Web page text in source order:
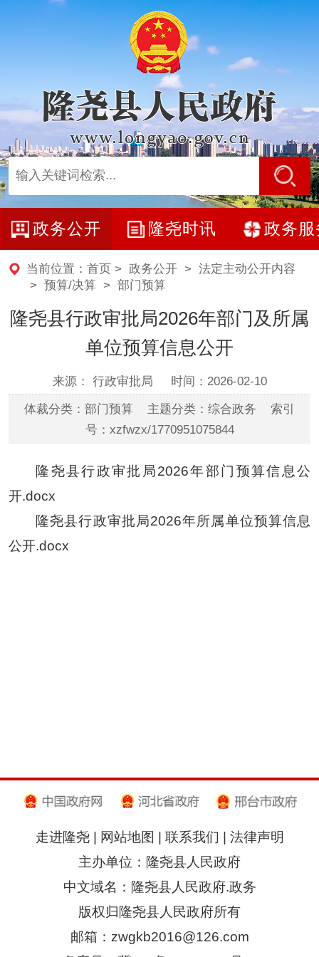
政务公开 隆尧时讯 政务服
当前位置： 首页 > 政务公开> 法定主动公开内容
> 预算/决算> 部门预算
隆尧县行政审批局2026年部门及所属
单位预算信息公开
来源： 行政审批局 时间：2026-02-10
体裁分类：部门预算 主题分类：综合政务 索引
号：xzfwzx/1770951075844
隆尧县行政审批局2026年部门预算信息公
开.docx
隆尧县行政审批局2026年所属单位预算信息
公开.docx
走进隆尧| 网站地图 联系我们
法律声明
主办单位：隆尧县人民政府
中文域名：隆尧县人民政府.政务
版权归隆尧县人民政府所有
邮箱：zwgkb2016@126.com